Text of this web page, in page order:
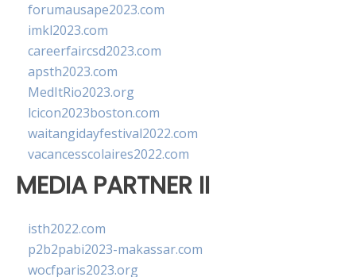
forumausape2023.com
imkl2023.com
careerfaircsd2023.com
apsth2023.com
MedItRio2023.org
lcicon2023boston.com
waitangidayfestival2022.com
vacancesscolaires2022.com
MEDIA PARTNER II
isth2022.com
p2b2pabi2023-makassar.com
wocfparis2023.org